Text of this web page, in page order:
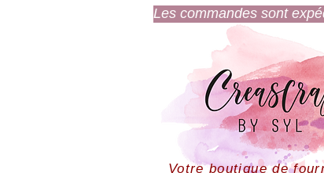
Les commandes sont
Votre boutique de